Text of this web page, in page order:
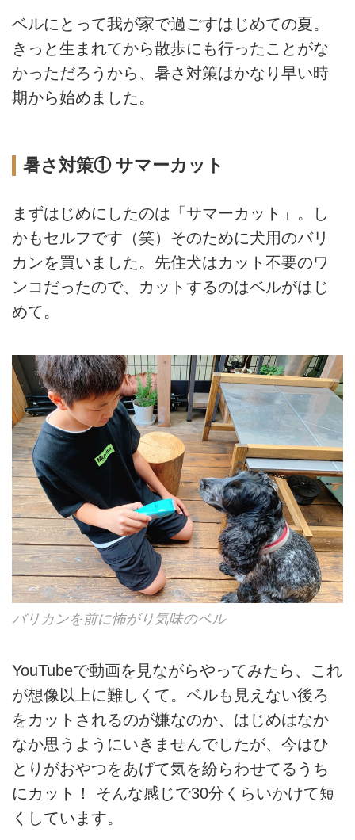
ベルにとって我が家で過ごすはじめての夏。
きっと生まれてから散歩にも行ったことがな
かっただろうから、暑さ対策はかなり早い時
期から始めました。
暑さ対策① サマーカット
まずはじめにしたのは「サマーカット」。し
かもセルフです（笑）そのために犬用のバリ
カンを買いました。先住犬はカット不要のワ
ンコだったので、カットするのはベルがはじ
めて。
バリカンを前に怖がり気味のベル
YouTubeで動画を見ながらやってみたら、これ
が想像以上に難しくて。ベルも見えない後ろ
をカットされるのが嫌なのか、はじめはなか
なか思うようにいきませんでしたが、今はひ
とりがおやつをあげて気を紛らわせてるうち
にカット！ そんな感じで30分くらいかけて短
くしています。